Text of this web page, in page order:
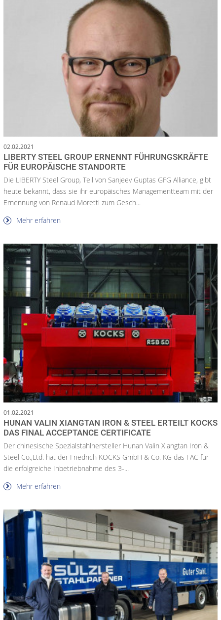
02.02.2021
LIBERTY STEEL GROUP ERNENNT FÜHRUNGSKRÄFTE
FÜR EUROPÄISCHE STANDORTE
Die LIBERTY Steel Group, Teil von Sanjeev Guptas GFG Alliance, gibt
heute bekannt, dass sie ihr europäisches Managementteam mit der
Ernennung von Renaud Moretti zum Gesch...
Mehr erfahren
01.02.2021
HUNAN VALIN XIANGTAN IRON & STEEL ERTEILT KOCKS
DAS FINAL ACCEPTANCE CERTIFICATE
Der chinesische Spezialstahlhersteller Hunan Valin Xiangtan Iron &
Steel Co.,Ltd. hat der Friedrich KOCKS GmbH & Co. KG das FAC für
die erfolgreiche Inbetriebnahme des 3-...
Mehr erfahren